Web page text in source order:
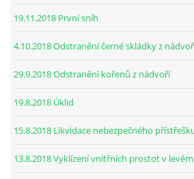
19.11.2018 První sníh
4.10.2018 Odstranění černé skládky z
29.9.2018 Odstranění kořenů z nádvoří
19.8.2018 Úklid
15.8.2018 Likvidace nebezpečného
13.8.2018 Vyklízení vnitřních prostot v